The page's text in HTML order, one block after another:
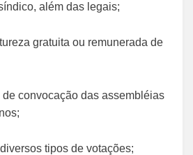
além das legais;
gratuita ou remunerada de
de convocação das assembléias
tipos de votações;